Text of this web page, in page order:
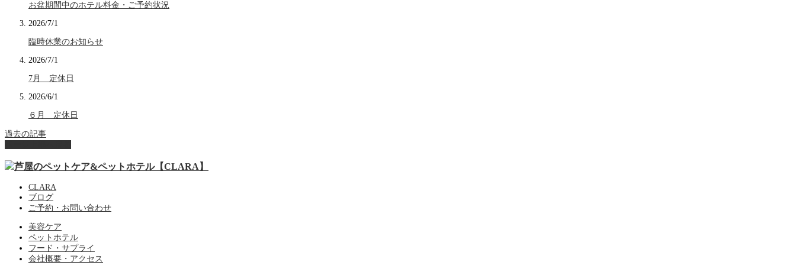
お盆期間中のホテル料金・ご予約状況
2026/7/1
臨時休業のお知らせ
2026/7/1
7月 定休日
2026/6/1
６月 定休日
過去の記事
CLARA
ブログ
ご予約・お問い合わせ
美容ケア
ペットホテル
フード・サプライ
会社概要・アクセス